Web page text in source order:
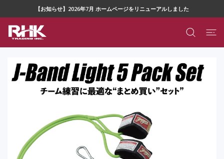
【お知らせ】2026年7月 ホームページをリニューアルしました